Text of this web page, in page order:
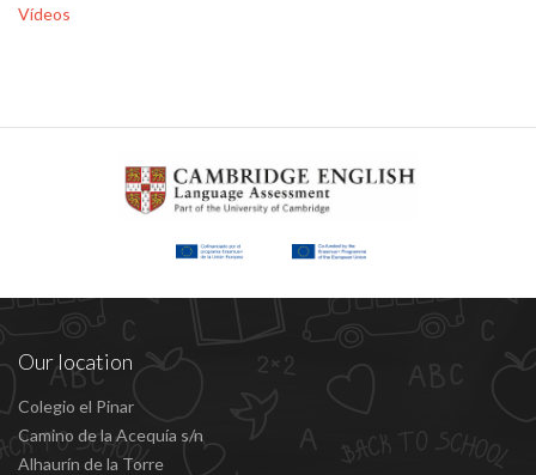
Vídeos
Our location
Colegio el Pinar
Camino de la Acequía s/n
Alhaurín de la Torre